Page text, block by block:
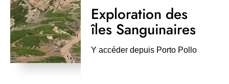
Gwentux, CC BY-SA 3.0
Exploration des
îles Sanguinaires
Y accéder depuis Porto Pollo